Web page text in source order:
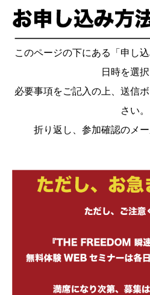
このページの下にある「申し
日時を選択
必要事項をご記入の上、送信
さい。
折り返し、参加確認のメ